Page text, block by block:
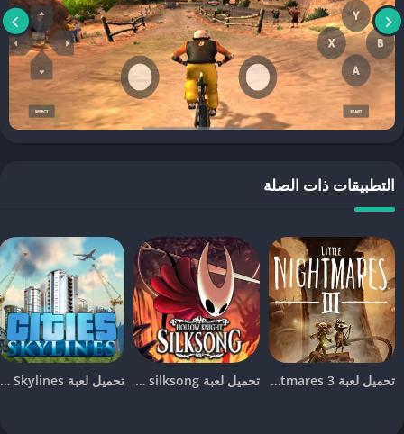
كيفية تحميل لعبة Downhill Domination للأندرويد
إذا كنت من مستخدمي أجهزة الأندرويد، يمكنك بسهولةتحميل لعبة
Downhill Dominationمن خلال البحث عنها في متجر جوجل بلاي. تأكد
من أن جهازك يلبي متطلبات النظام لتشغيل اللعبة بسلاسة. بعد تثبيت
اللعبة، يمكنك البدء في السباقات والتحديات المختلفة التي تقدمها اللعبة.
أما لمستخدمي أجهزة الآيفون، فإن
لتحميل اللعبة وتشغيلها بدون مشاكل. بمجرد تحميل اللعبة، يمكنك الاستمتاع
بالسباقات المثيرة والتحديات التي تقدمها.
تجربة اللعب في Downhill Domination
تقدملعبة Downhill Domination
تجربة لعب فريدة من نوعها، حيث
تعتمد على مهاراتك في التحكم بالدراجة وتجاوز العقبات في مسارات مليئة
التطبيقات ذات الصلة
تحميل لعبة Little Nightmares 3 للجوال [آخر اصدار] تحميل لعبة hollow knight silksong للجوال [آخر اصدار] تحميل لعبة Cities Skylines للجوال للاندرويد و الايفون [آخر اصدار]